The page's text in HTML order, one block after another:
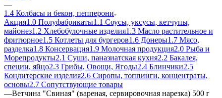
—
1.4 Колбасы и бекон, пепперони
Акция1.0 Полуфабрикаты1.1 Соусы, уксусы, кетчупы,
майонез1.2 Хлебобулочные изделия1.3 Масло растительное и
фритюрное1.5 Котлеты для бургеров1.6 Донеры1.7 Мясо,
разделка1.8 Консервация1.9 Молочная продукция2.0 Рыба и
Морепродукты2.1 Суши, паназиатская кухня2.2 Бакалея,
специи, яйцо2.3 Грибы, Овощи, Ягоды2.4 Блинчики2.5
Кондитерские изделия2.6 Сиропы, топпинги, концентраты,
основы2.7 Сопутствующие товары
—Ветчина "Свиная" (вареная, сервировочная нарезка) 500 г